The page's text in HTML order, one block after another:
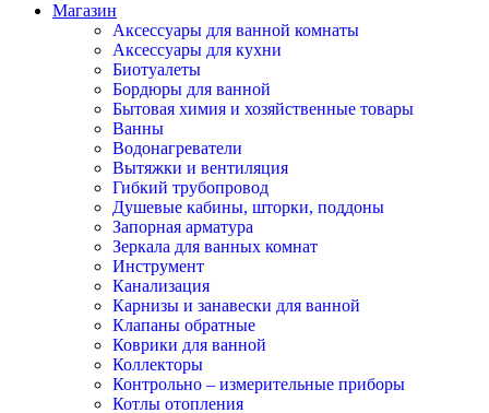
Магазин
Аксессуары для ванной комнаты
Аксессуары для кухни
Биотуалеты
Бордюры для ванной
Бытовая химия и хозяйственные товары
Ванны
Водонагреватели
Вытяжки и вентиляция
Гибкий трубопровод
Душевые кабины, шторки, поддоны
Запорная арматура
Зеркала для ванных комнат
Инструмент
Канализация
Карнизы и занавески для ванной
Клапаны обратные
Коврики для ванной
Коллекторы
Контрольно – измерительные приборы
Котлы отопления